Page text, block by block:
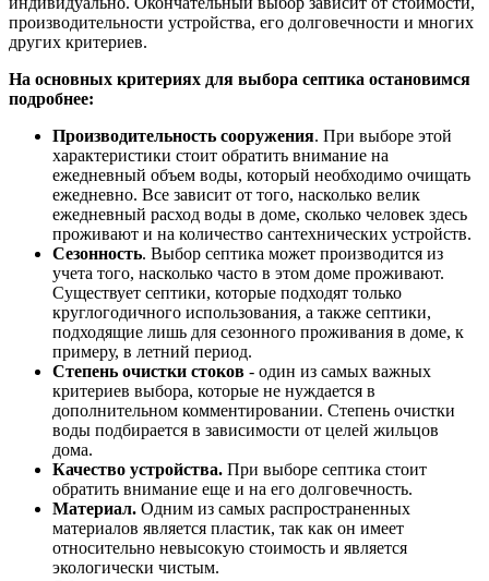
производительности устройства, его долговечности и многих
других критериев.
На основных критериях для выбора септика остановимся
подробнее:
Производительность сооружения. При выборе этой
характеристики стоит обратить внимание на
ежедневный объем воды, который необходимо очищать
ежедневно. Все зависит от того, насколько велик
ежедневный расход воды в доме, сколько человек здесь
проживают и на количество сантехнических устройств.
Сезонность. Выбор септика может производится из
учета того, насколько часто в этом доме проживают.
Существует септики, которые подходят только
круглогодичного использования, а также септики,
подходящие лишь для сезонного проживания в доме, к
примеру, в летний период.
Степень очистки стоков - один из самых важных
критериев выбора, которые не нуждается в
дополнительном комментировании. Степень очистки
воды подбирается в зависимости от целей жильцов
дома.
Качество устройства. При выборе септика стоит
обратить внимание еще и на его долговечность.
Материал. Одним из самых распространенных
материалов является пластик, так как он имеет
относительно невысокую стоимость и является
экологически чистым.